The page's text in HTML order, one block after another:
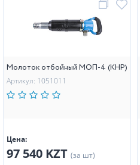
Молоток отбойный МОП-4 (КНР)
Артикул: 1051011
Цена:
97 540 KZT (за шт)